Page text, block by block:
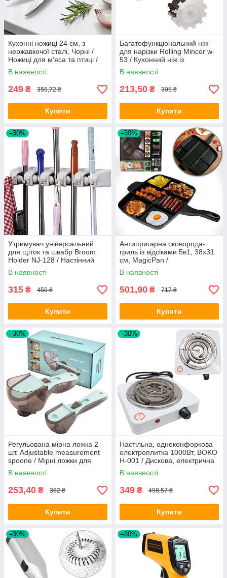
Кухонні ножиці 24 см, з
нержавіючої сталі, Чорні /
Ножиці для м'яса та птиці /
Ножиці-секатор для кухні
В наявності
249 ₴ 355,72 ₴
Купити
Багатофункціональний ніж
для нарізки Rolling Mincer w-
53 / Кухонний ніж із
часниковим пресом,
овочерізка
В наявності
213,50 ₴ 305 ₴
Купити
–30%
Утримувач універсальний
для щіток та швабр Broom
Holder NJ-128 / Настінний
органайзер для інвентарю
В наявності
315 ₴ 450 ₴
Купити
–30%
Антипригарна сковорода-
гриль із відсіками 5в1, 38х31
см, MagicPan /
Багатофункціональна
п'ятисекційна сковорідка
В наявності
501,90 ₴ 717 ₴
Купити
–30%
Регульована мірна ложка 2
шт. Adjustable measurement
spoone / Мірні ложки для
кухні з регулятором об'єму
В наявності
253,40 ₴ 362 ₴
Купити
–30%
Настільна, одноконфоркова
електроплитка 1000Вт, BOKO
H-001 / Дискова, електрична
плита
В наявності
349 ₴ 498,57 ₴
Купити
–30% –30%